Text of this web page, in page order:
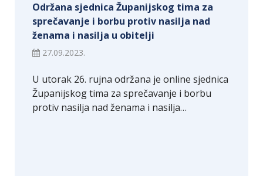
Održana sjednica Županijskog tima za
sprečavanje i borbu protiv nasilja nad
ženama i nasilja u obitelji
27.09.2023.
U utorak 26. rujna održana je online sjednica
Županijskog tima za sprečavanje i borbu
protiv nasilja nad ženama i nasilja…